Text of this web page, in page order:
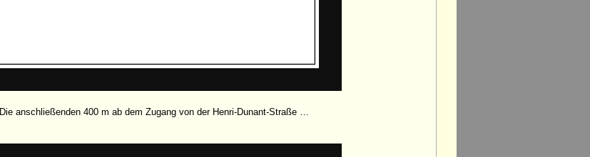
Die anschließenden 400 m ab dem Zugang von der Henri-Dunant-Straße …